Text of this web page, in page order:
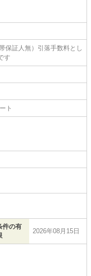
保証人無）引落手数料とし
す
ト
件の有
2026年08月15日